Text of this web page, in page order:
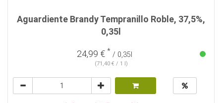
Aguardiente Brandy Tempranillo Roble, 37,5%,
0,35l
24,99 € * / 0,35l
(71,40 € / 1 l)